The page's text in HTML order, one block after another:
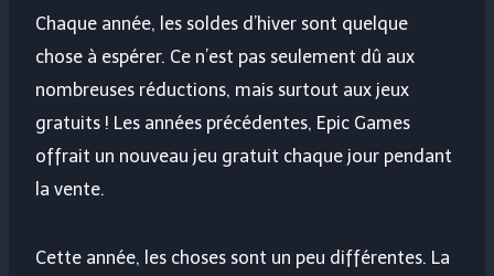
Chaque année, les soldes d’hiver sont quelque
chose à espérer. Ce n’est pas seulement dû aux
nombreuses réductions, mais surtout aux jeux
gratuits ! Les années précédentes, Epic Games
offrait un nouveau jeu gratuit chaque jour pendant
la vente.
Cette année, les choses sont un peu différentes. La